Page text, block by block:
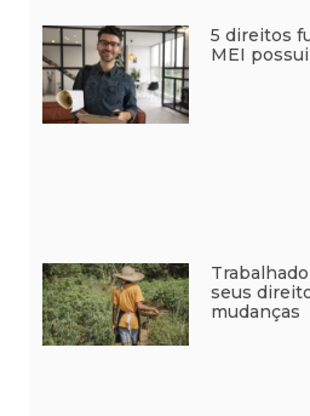
5 direitos
MEI possui
seus
mudanças